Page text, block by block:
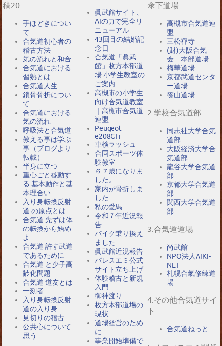
稿20
手ほどきについ
て
合気道初心者の
稽古方法
気の流れと和合
合気道における
習熟とは
合気道人生
鎖骨骨折につい
て
合気道における
気の流れ
呼吸法と合気道
教える事は学ぶ
事（ブログより
転載）
半身に立つ
重心ごと移動す
る 基本動作と基
本理合い
入り身転換反射
道 の原点とは
合気道 先ずは体
の転換から始め
よ
合気道 許す武道
であるために
合気道 と少子高
齢化問題
合気道 道友とは
一刻者
入り身転換反射
道の入り身
見切りの稽古
公共心について
思う
眞武館サイト、
AIの力で完全リ
ニューアル
43回目の結婚記
念日
合気道「眞武
館」枚方本部道
場 小学生教室の
ご案内
高槻市の小学生
向け合気道教室
｜高槻市合気道
連盟
Peugeot
e208GTi
車検ラッシュ
合同スポーツ体
験教室
６７歳になりま
した。
家内が骨折しま
した
私の愛馬
令和７年近況報
告
バイク乗り換え
ました
眞武館近況報告
パレスエミ公式
サイト立ち上げ
体験稽古と新規
入門
御神渡り
枚方本部道場の
現状
道場経営のため
に
事業開始準備で
傘下道場
高槻市合気道連
盟
三松禪寺
(財)大阪合気
会 本部道場
梅華道場
京都武道センタ
ー道場
篠山道場
2.学校合気道部
同志社大学合気
道部
大阪経済大学合
気道部
龍谷大学合気道
部
京都大学合気道
部
関西大学合気道
部
3.合気道道場
尚武館
NPO法人AIKI-
NET
札幌合氣修練道
場
4.その他合気道サイ
ト
合気道ねっと